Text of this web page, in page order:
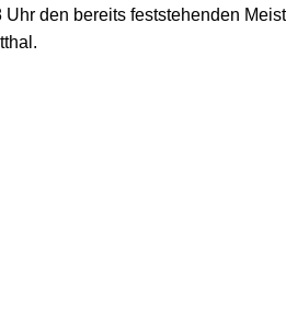
den bereits feststehenden